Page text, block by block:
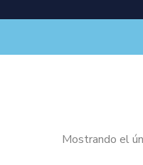
Mostrando el